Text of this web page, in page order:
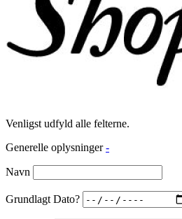
Venligst udfyld alle felterne.
Generelle oplysninger -
Navn
Grundlagt Dato?